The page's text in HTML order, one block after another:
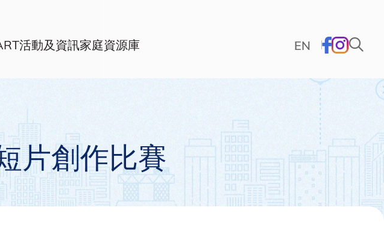
活動及資訊家庭資源庫 EN
片創作比賽